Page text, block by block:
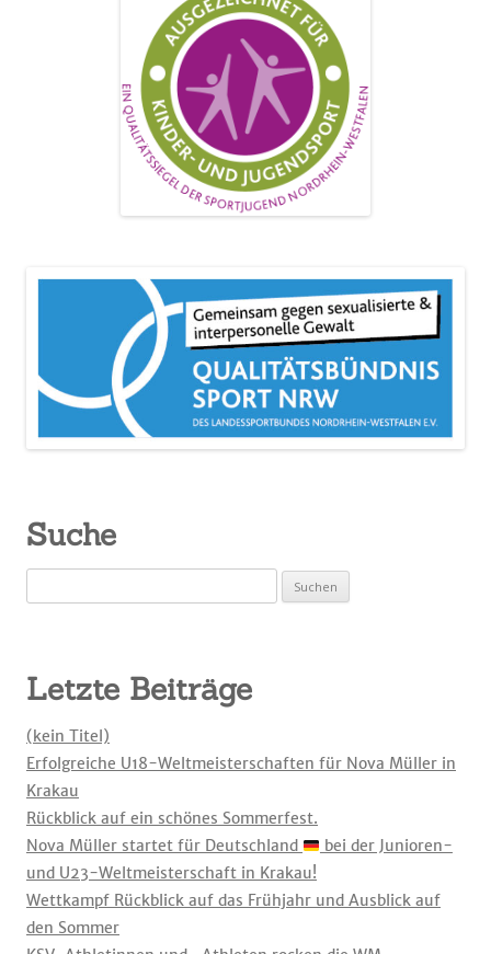
Suche
nach:
Letzte Beiträge
(kein Titel)
Erfolgreiche U18-Weltmeisterschaften für Nova Müller in
Krakau
Rückblick auf ein schönes Sommerfest.
Nova Müller startet für Deutschland
bei der Junioren-
und U23-Weltmeisterschaft in Krakau!
Wettkampf Rückblick auf das Frühjahr und Ausblick auf
den Sommer